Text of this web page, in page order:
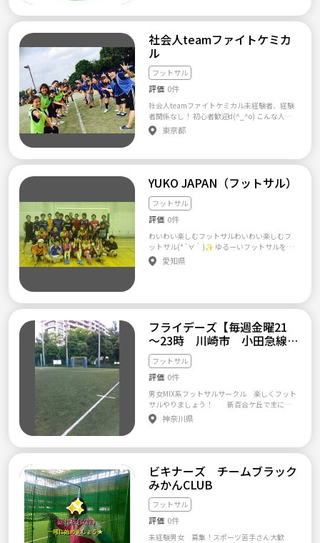
(日)フットサル大会(品川)→飲み会(品川) 6/16
(日)フットサル(吉祥寺)→飲み会(吉祥寺) 6/22
(土)ソサイチ大会(豊洲)→飲み会(豊洲) 6/23
(日)フットサル大会(八幡山)→飲み会(八幡山)
6/30(日)フットサル大会(品川)→飲み会(品川)
【よくある質問Ｑ＆Ａ】 Ｑ：初心者(未経験
者)なんですが、、、 Ａ：問題ありません！初
いです！ Ｑ：マネージャー希望なんです
が、、、 Ａ：喜んで！ただ、あまりやること
ありません。。。 Ｑ：見学・体験参加は出来
制でたまにしか参加できません、、、 Ａ：問
飲みからの参加という方もいます！ Ｑ：場所
「三鷹・吉祥寺・落合南長崎・東陽町・品川
八潮」です。 Ｑ：料金はいくらですか？ Ａ：
メンバー登録料1,000円(初回のみ)。スポーツ
保険料1,850円(年間、任意)。コート代人数割
り(1,000～2,000円程、女性優遇)。飲み代は
その都度って感じですね！ 他にも質問等ござ
いましたら、お気軽にご連絡下さい！！ ① お
つなげーと・インスタ・アメブロ・その他) ⑥
参加・見学希望日 以上をご記載の上、ご連絡
をお願い致します！ 宜しくお願い致します🤗
者の方を募集します。 ・キーパー、ゴレ 過去
に中学高校で都道府県選手権大会上位校サッ
カー部、Ｊ、Ｊユース、ナショナルもしくは
都道府県トレセン、国体、都道府県2部以上の
リーグでキーパー、ゴレ経験がある方 サッカ
ー協会のキーパー指導者資格保持者の方 等…
独学ではなく、きちんとしたキーパー、ゴレ
ンティアは日当1000円支給あります。 ≪≪チ
ームコンセプトやその他詳細など♪≫≫ 他ク
ラブでは絶対にありえないですが(ノ゜O゜)ノ
い！！！』 という考えから ミスが笑って許さ
障がい者が安心して 色々なテクニックを身に
＼＾o＾／ （活動動画はグーグルやユーチュー
ブでワンラボ フットサルを検索下さい。）
※ 2017年3月に サッカー部経験者0 30代～50
代男女初心者 障がい者20代～40代 （活動歴2
年目終盤メンバー） でも 奇跡を起こし一般の
フットサルワンデイ大会で優勝することがで
きましたので 未初級者の方も一緒に楽しみま
丸シュートを多様したり、押したり引っ張っ
たり、削り等、怪我をさせない 以上の行為を
しないのはもちろん クラブの禁止、注意事項
https://labola.jp/blog/user/275510/900000
0000000181 が守れる方限定での募集とさせ
て頂きますm(__)m 尚、私達では ・大人のサ
ッカー、大人のフットサル ・女性 ・身体に障
で、 怪我や疲労予防に 活動前のアップと体
操、 活動後の軽い筋トレ、クールダウンを行
うだけでなく 休憩も自由にできますので 体力
『ナイスプレー！！！』 周りがミスしたら
の声掛けが出来る方は特にお待ちしてますo(^-
^)o ※2 ↓応募頂く方は以下7つの質問にお答
え頂き気軽にメッセージ頂けたらと思います。
↓ １、お名前（フルネームでなくても可）
２、年齢 ３、サッカー、フットサル、他スポ
ーツ経験歴 ４、・育成型基礎チーム（未初級
者限定） ・エンジョイゲーム会 ・サポー
ます。 初心者60%と経験者40%の初級者レベ
ルのチームとなっております ■募集内容■
【体験入団】 09月17日（日） 11：30～
（フットサルアリーナ神宮前） 09月24日
（日） 15：00～（昭和スポーツセンター）
10月01日（日） 15：00～（露橋スポーツセ
ンター） ※神宮前＝フットサルアリーナ神宮
前 【募集年齢】 22歳～40歳の男性（40歳以
上の方はご相談ください） 【 レベル 】 ・初
心者〜久々にプレーする方（学生のころの授
業や、まったく初めての方）及び初級者が中
心で、中級者程度までのレベル。（上級者の
が、他のクラブでは初心者歓迎といいなが
ったなどお聞きしますが、その点は大丈夫で
内の民間施設及びスポーツセンター 電車移
動可能な範囲で駐車場有 【出席率】 不問
（勤務シフトの関係（3交代など）で、多くは
出席できない方も大丈夫です 【ご応募のスケ
ジュール】 ①このサイト及び下記
の連絡先へ、質問や体験入団のご連絡をくだ
さい。 ②体験入団の日程を調整。
ください。 ④加入の可否を判断し
てください（もちろん断っていただいてもOK
です） 【ご連絡】 質問・体験入団の参加な
どお気軽にご連絡ください。
イ志向のフットサルサークルです。 4月度よ
ていただきます。 月に4-6回程度の開催で、現
状は各回15-25名程度の参加者がいらっしゃい
ます。 運動後、任意で食事等に行ったりもす
るので、1人でもすぐに溶け込めるかと思いま
す。 フットサル経験は全く問いませんが、 初
心者、未経験者も多いので、全体のレベルは
あまり高くありません。 経験者の方は、初心
者の方とも一緒に楽しめる方でお願いします。
極端な競技志向のある方や、複数のフットサ
ルサークルを掛け持ちされている方はご遠慮
す） ■募集■： ２０－５０歳までの男女。経
験は一切問いません。ある程度継続的に活動
できる方、しっかり出欠連絡等が出来る方を
希望しています。 ■活動■： 品川、目黒区内
の施設で月4-6回回程度の活動（平日夜、週
末）をしています。 ■参加方法■ :興味のある
イベントの参加ボタンを押した上で(希望イベ
ントがない場合は押さずに)、下記のテンプレ
を埋めてメールにて直接 ご連絡ください。
日を参照ください。 （性別） （年齢） （お住
絡差し上げます。 よろしくお願いいたしま
す。 ＊なお、必要情報等が抜け落ちているメ
ールや、最低限の礼節の欠けるメールには、
お返事は致しておりません。 なお、各日定員
を設けていますので、特に直前等だと参加い
ただけない場合がございます。ご了承くださ
い。
社会人teamファイトケミカ
ル
フットサル
評価 0件
社会人teamファイトケミカル未経験者、経験
者関係なし！ 初心者歓迎d(^_^o) こんな人募
集してます！ ☆20代 ☆フットサルをやってみ
たい ☆バスケをやってみたい ☆バドミントン
ルダリングをやってみたい ☆未経験者、経験
達を作りたい ☆新社会人で東京に友達を作り
たい ☆みんなでワイワイ楽しみたい 参加申し
込み、質問がある方はご連絡お待ちしてます
(^ ^) 〜注意事項〜 応募する際は、名前(フル
ネーム)、年齢、職業の記入をお願いします！
また、初めましての方は事前に顔合わせをお
願いしています(^ ^)
東京都
YUKO JAPAN（フットサル）
フットサル
評価 0件
わいわい楽しむフットサルわいわい楽しむフ
ットサル(*´∀｀)✨ ゆるーいフットサルをし
ています(о´∀`о)🎶 楽しむことが一番です！
競技思考の方はご満足頂けないと思いますm(_
しょう～♪ヽ(´▽｀)/
愛知県
フライデーズ【毎週金曜21
～23時 川崎市 小田急線
新百合ケ丘駅 徒歩4分】
フットサル
評価 0件
男女MIX系フットサルサークル 楽しくフット
サルやりましょう！ 新百合ケ丘で主に毎
週金曜夜に活動しているエンジョイMIX系チー
ムのフライデーズです。 新規メンバー募集し
線 新百合ヶ丘駅徒歩4分 リーヴ新百合ヶ丘フ
sal.jp/map/ 【日程】 毎週金曜日 21:00～23:
00 【定員】 最大で24名としています。 参加は
先着順となりますので、定員オーバーの場合
はキャンセル待ちとなります。 【費用】 男性1
500円程度、女性1200円程度、学割もありま
す。 ※夜も遅い時間になるので高校生は参加
不可です。ごめんなさい。。 【レベルとメン
神奈川県
ビキナーズ チームブラック
みかんCLUB
フットサル
評価 0件
未経験男女 募集！スポーツ苦手さん大歓